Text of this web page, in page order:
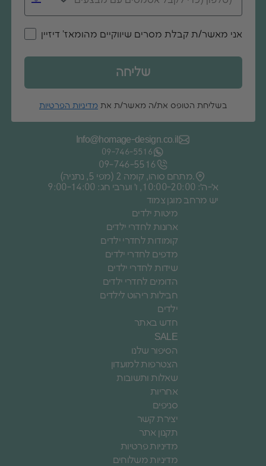
אני מאשר/ת קבלת מסרים שיווקיים מהומאז' דיזיין
שליחה
בשליחת הטופס את/ה מאשר/ת את מדיניות הפרטיות
Info@homage-design.co.il
09‑746‑5516
09‑746‑5516
מתחם סוהו, קומה 2 (מפי 5, נתניה).
א׳-ה׳: 10:00-20:00, ו׳ וערבי חג: 9:00-14:00
יש מרחב מוגן צמוד
מיטות ילדים
ארונות לחדרי ילדים
קומודות לחדרי ילדים
מדפים לחדרי ילדים
שידות לחדרי ילדים
הדומים לחדרי ילדים
חבילות ריהוט לילדים
ילדים
חדש באתר
SALE
הסיפור שלנו
הצטרפות למועדון
שאלות ותשובות
אחריות
סניפים
יצירת קשר
תקנון אתר
מדיניות פרטיות
מדיניות משלוחים